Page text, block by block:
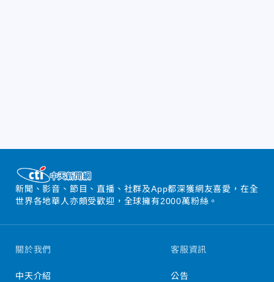
新聞、影音、節目、直播、社群及App都深獲網友喜愛，在全
世界各地華人亦頗受歡迎，全球擁有2000萬粉絲。
關於我們
中天介紹
客服資訊
公告